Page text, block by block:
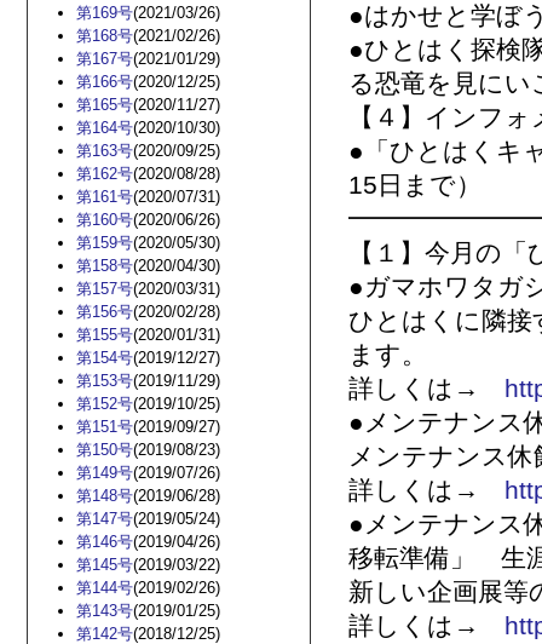
第169号(2021/03/26)
第168号(2021/02/26)
第167号(2021/01/29)
第166号(2020/12/25)
第165号(2020/11/27)
第164号(2020/10/30)
第163号(2020/09/25)
第162号(2020/08/28)
第161号(2020/07/31)
第160号(2020/06/26)
第159号(2020/05/30)
第158号(2020/04/30)
第157号(2020/03/31)
第156号(2020/02/28)
第155号(2020/01/31)
第154号(2019/12/27)
第153号(2019/11/29)
第152号(2019/10/25)
第151号(2019/09/27)
第150号(2019/08/23)
第149号(2019/07/26)
第148号(2019/06/28)
第147号(2019/05/24)
第146号(2019/04/26)
第145号(2019/03/22)
第144号(2019/02/26)
第143号(2019/01/25)
第142号(2018/12/25)
●はかせと学ぼ
●ひとはく探検
る恐竜を見にい
【４】インフ
●「ひとはくキ
15日まで）
【１】今月の
●ガマホワタガ
ひとはくに隣接
ます。
詳しくは→
●メンテナンス
メンテナンス
詳しくは→
●メンテナンス
移転準備」 生
新しい企画展等
詳しくは→